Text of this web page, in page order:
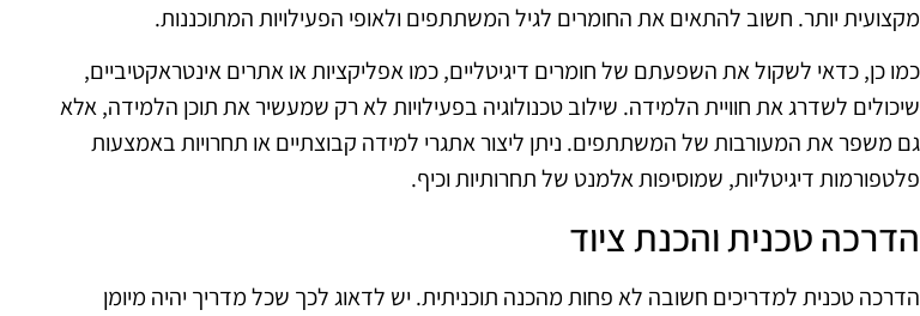
מקצועית יותר. חשוב להתאים את החומרים לגיל המשתתפים ולאופי הפעילויות המתוכננות.
כמו כן, כדאי לשקול את השפעתם של חומרים דיגיטליים, כמו אפליקציות או אתרים אינטראקטיביים,
שיכולים לשדרג את חוויית הלמידה. שילוב טכנולוגיה בפעילויות לא רק שמעשיר את תוכן הלמידה, אלא
גם משפר את המעורבות של המשתתפים. ניתן ליצור אתגרי למידה קבוצתיים או תחרויות באמצעות
פלטפורמות דיגיטליות, שמוסיפות אלמנט של תחרותיות וכיף.
הדרכה טכנית והכנת ציוד
הדרכה טכנית למדריכים חשובה לא פחות מהכנה תוכניתית. יש לדאוג לכך שכל מדריך יהיה מיומן